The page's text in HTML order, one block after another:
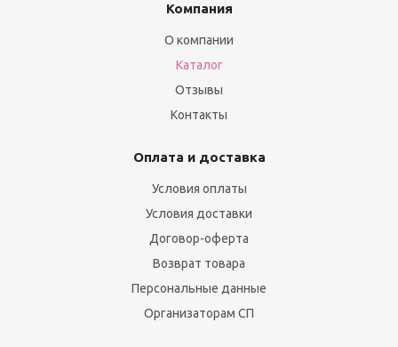
Компания
О компании
Каталог
Отзывы
Контакты
Оплата и доставка
Условия оплаты
Условия доставки
Договор-оферта
Возврат товара
Персональные данные
Организаторам СП